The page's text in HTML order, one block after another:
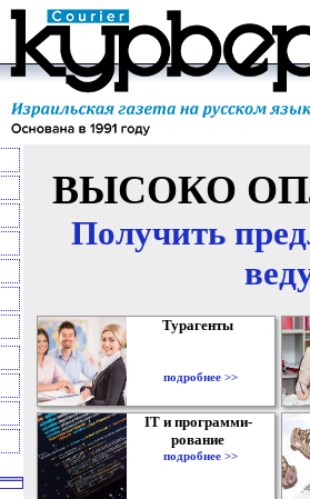
ВЫСОКО
Получить
Турагенты
подробнее >>
IT и программи-
рование
подробнее >>